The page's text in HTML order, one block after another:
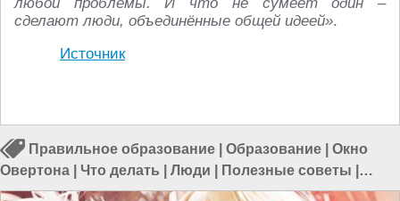
сделают люди, объединённые общей идеей».
Источник
Правильное образование Образование
Окно
Овертона
Что делать Люди Полезные советы
Манипуляция